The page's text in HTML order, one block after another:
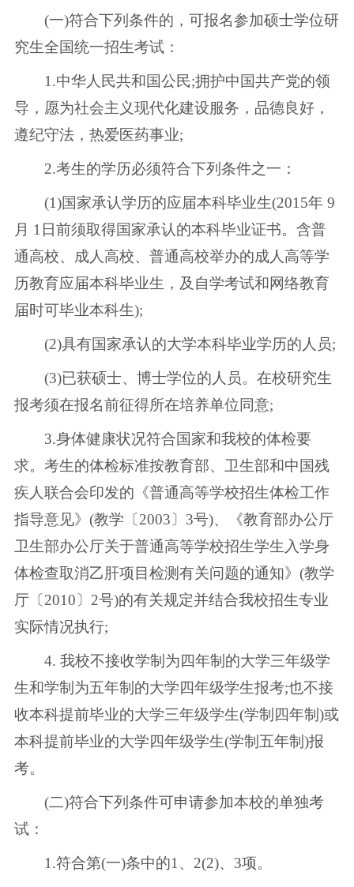
(一)符合下列条件的，可报名参加硕士学位研
究生全国统一招生考试：
1.中华人民共和国公民;拥护中国共产党的领
导，愿为社会主义现代化建设服务，品德良好，
遵纪守法，热爱医药事业;
2.考生的学历必须符合下列条件之一：
(1)国家承认学历的应届本科毕业生(2015年 9
月 1日前须取得国家承认的本科毕业证书。含普
通高校、成人高校、普通高校举办的成人高等学
历教育应届本科毕业生，及自学考试和网络教育
届时可毕业本科生);
(2)具有国家承认的大学本科毕业学历的人员;
(3)已获硕士、博士学位的人员。在校研究生
报考须在报名前征得所在培养单位同意;
3.身体健康状况符合国家和我校的体检要
求。考生的体检标准按教育部、卫生部和中国残
疾人联合会印发的《普通高等学校招生体检工作
指导意见》(教学〔2003〕3号)、《教育部办公厅
卫生部办公厅关于普通高等学校招生学生入学身
体检查取消乙肝项目检测有关问题的通知》(教学
厅〔2010〕2号)的有关规定并结合我校招生专业
实际情况执行;
4. 我校不接收学制为四年制的大学三年级学
生和学制为五年制的大学四年级学生报考;也不接
收本科提前毕业的大学三年级学生(学制四年制)或
本科提前毕业的大学四年级学生(学制五年制)报
考。
(二)符合下列条件可申请参加本校的单独考
试：
1.符合第(一)条中的1、2(2)、3项。